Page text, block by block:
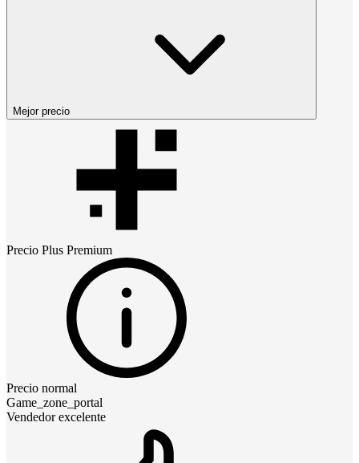
Mejor precio
Precio Plus Premium
Precio normal
Game_zone_portal
Vendedor excelente